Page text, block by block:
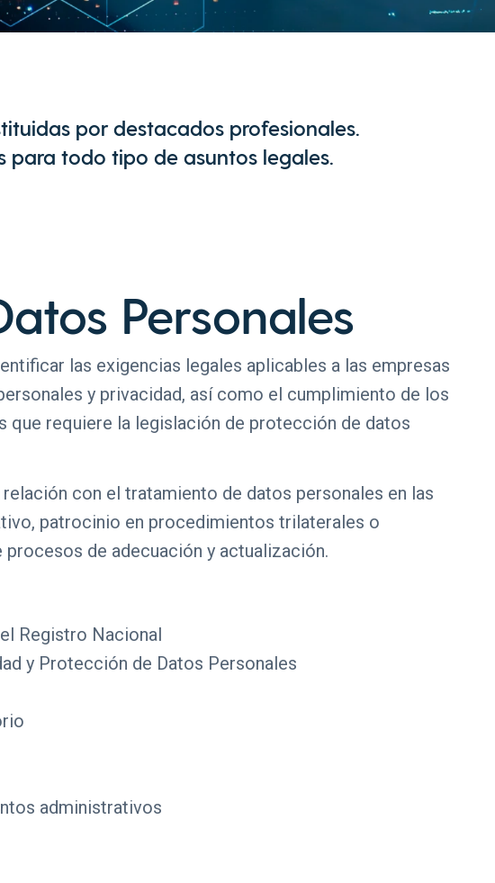
por destacados profesionales.
para todo tipo de asuntos legales.
Personales
las exigencias legales aplicables a las empresas
y privacidad, así como el cumplimiento de los
requiere la legislación de protección de datos
con el tratamiento de datos personales en las
patrocinio en procedimientos trilaterales o
de adecuación y actualización.
Registro Nacional
y Protección de Datos Personales
administrativos